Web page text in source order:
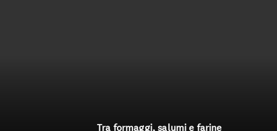
Tra formaggi, salumi e farine